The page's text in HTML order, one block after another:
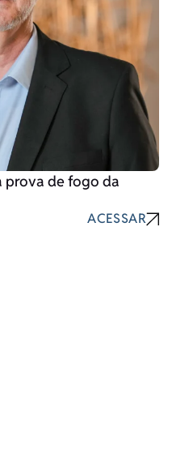
prova de fogo da
ACESSAR